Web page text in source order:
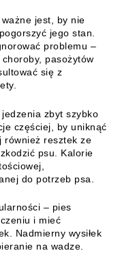
jest, by nie
jego stan.
problemu –
pasożytów
się z
zbyt szybko
częściej, by uniknąć
również resztek ze
psu. Kalorie
do potrzeb psa.
– pies
i mieć
Nadmierny wysiłek
na wadze.